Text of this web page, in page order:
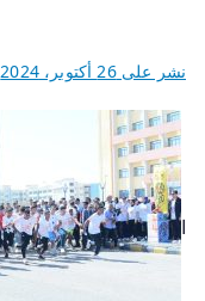
نشر على26 أكتوبر، 2024
ا